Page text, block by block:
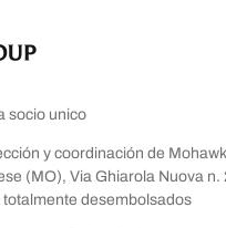
socio unico
y coordinación de
(MO), Via Ghiarola Nuova n.
desembolsados